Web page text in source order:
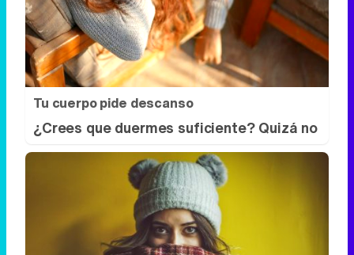
¿Crees que duermes suficiente? Quizá no
¿Notas más frío de noche?